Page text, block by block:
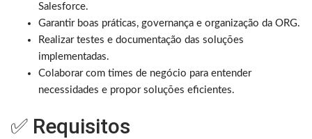
Salesforce.
Garantir boas práticas, governança e organização da ORG.
Realizar testes e documentação das soluções
implementadas.
Colaborar com times de negócio para entender
necessidades e propor soluções eficientes.
✅ Requisitos